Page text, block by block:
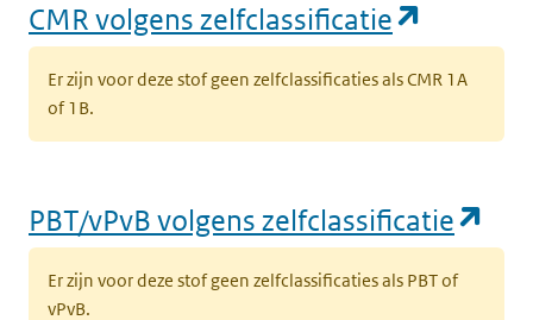
CMR volgens zelfclassificatie
Er zijn voor deze stof geen zelfclassificaties als CMR 1A
of 1B.
PBT/vPvB volgens zelfclassificatie
Er zijn voor deze stof geen zelfclassificaties als PBT of
vPvB.